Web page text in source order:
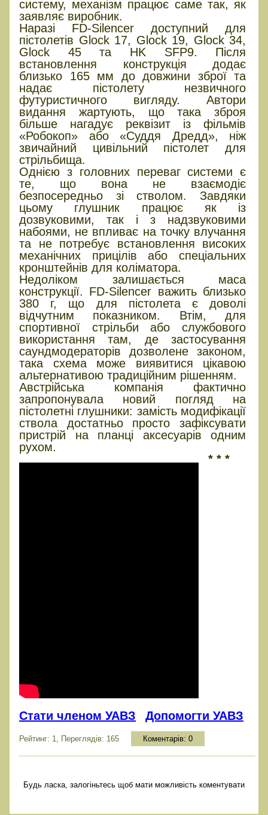
систему, механізм працює саме так, як
заявляє виробник.
Наразі FD-Silencer доступний для
пістолетів Glock 17, Glock 19, Glock 34,
Glock 45 та HK SFP9. Після
встановлення конструкція додає
близько 165 мм до довжини зброї та
надає пістолету незвичного
футуристичного вигляду. Автори
видання жартують, що така зброя
більше нагадує реквізит із фільмів
«Робокоп» або «Суддя Дредд», ніж
звичайний цивільний пістолет для
стрільбища.
Однією з головних переваг системи є
те, що вона не взаємодіє
безпосередньо зі стволом. Завдяки
цьому глушник працює як із
дозвуковими, так і з надзвуковими
набоями, не впливає на точку влучання
та не потребує встановлення високих
механічних прицілів або спеціальних
кронштейнів для коліматора.
Недоліком залишається маса
конструкції. FD-Silencer важить близько
380 г, що для пістолета є доволі
відчутним показником. Втім, для
спортивної стрільби або службового
використання там, де застосування
саундмодераторів дозволене законом,
така схема може виявитися цікавою
альтернативою традиційним рішенням.
Австрійська компанія фактично
запропонувала новий погляд на
пістолетні глушники: замість модифікації
ствола достатньо просто зафіксувати
пристрій на планці аксесуарів одним
рухом.
* * *
Стати членом УАВЗ Допомогти УАВЗ
Рейтинг: 1, Переглядів: 165 Коментарів: 0
Будь ласка, залогіньтесь щоб мати можливість коментувати